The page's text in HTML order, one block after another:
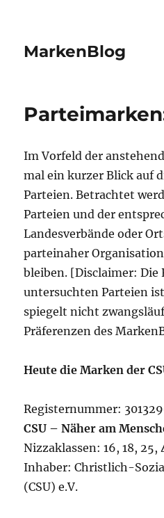
MarkenBlog
Im Vorfeld der
mal ein kurzer Blick auf
Parteien. Betrachtet
Parteien und der
Landesverbände oder
parteinaher
bleiben. [Disclaimer: Die
untersuchten Parteien
spiegelt nicht
Präferenzen des
Heute die Marken der
Registernummer:
CSU – Näher am
Nizzaklassen: 16, 18, 25,
Inhaber: Christlich-
(CSU) e.V.